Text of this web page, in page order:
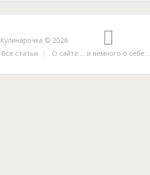
Кулинарочка © 2026.
Все статьи
О сайте…. и немного о себе…